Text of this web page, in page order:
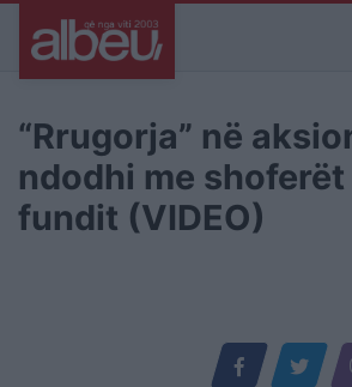
“Rrugorja” në
ndodhi me
fundit (VIDEO)